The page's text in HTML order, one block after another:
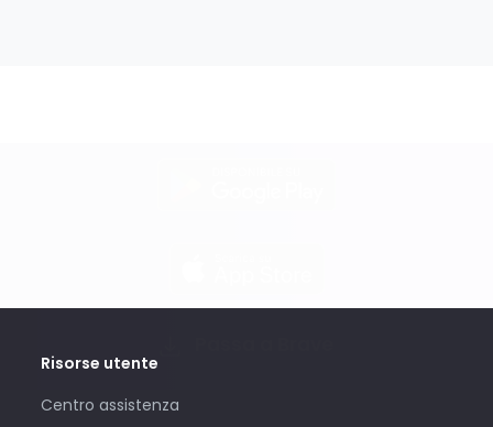
Risorse utente
Centro assistenza